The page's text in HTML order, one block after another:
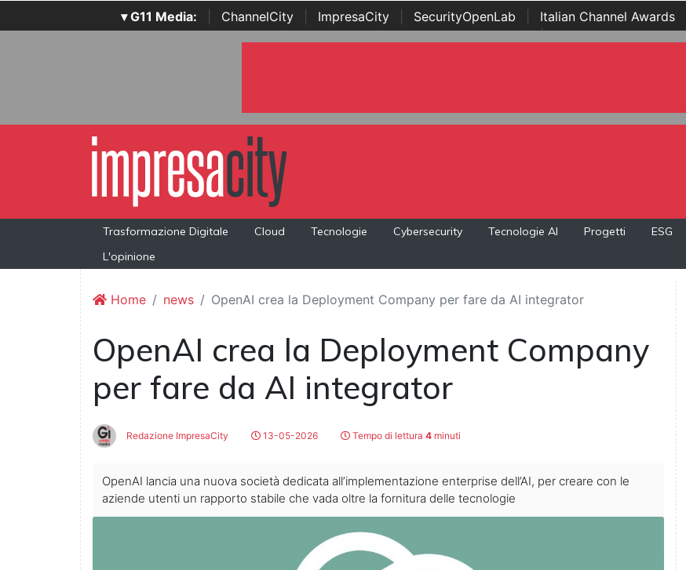
▾ G11 Media: ChannelCity ImpresaCity SecurityOpenLab Italian Channel Awards
Awards | ...
Trasformazione Digitale Cloud Tecnologie Cybersecurity Tecnologie AI Progetti ESG
L'opinione
Home news OpenAI crea la Deployment Company per fare da AI integrator
OpenAI crea la Deployment Company
per fare da AI integrator
Redazione ImpresaCity 13-05-2026 Tempo di lettura 4 minuti
OpenAI lancia una nuova società dedicata all’implementazione enterprise dell’AI, per creare con le
aziende utenti un rapporto stabile che vada oltre la fornitura delle tecnologie